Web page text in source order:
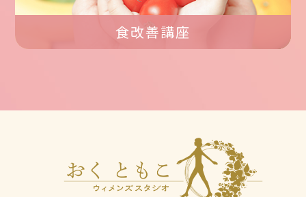
食改善講座